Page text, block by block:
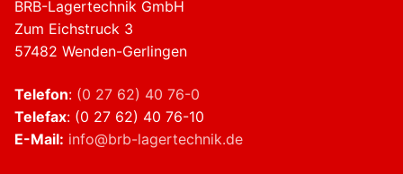
BRB-Lagertechnik GmbH
Zum Eichstruck 3
57482 Wenden-Gerlingen
Telefon: (0 27 62) 40 76-0
Telefax: (0 27 62) 40 76-10
E-Mail: info@brb-lagertechnik.de